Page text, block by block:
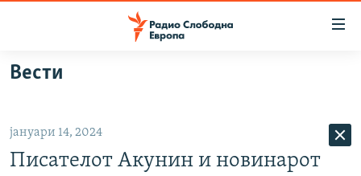
Оди
на
Оди
на
главната
ВИЗУЕЛНО
Вести
јануари 14, 2024
Писателот Акунин и новинарот